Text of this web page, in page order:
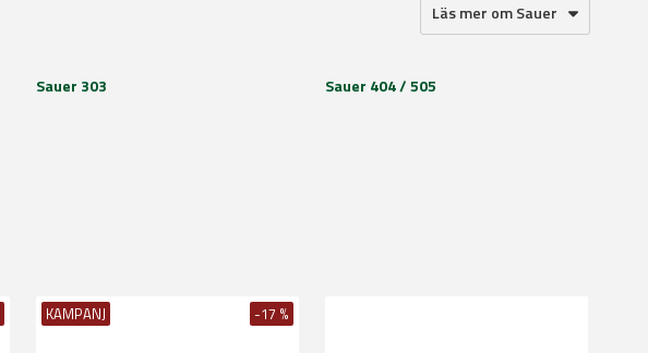
Läs mer om Sauer
Sauer 303
Sauer 404 / 505
KAMPANJ -17 %